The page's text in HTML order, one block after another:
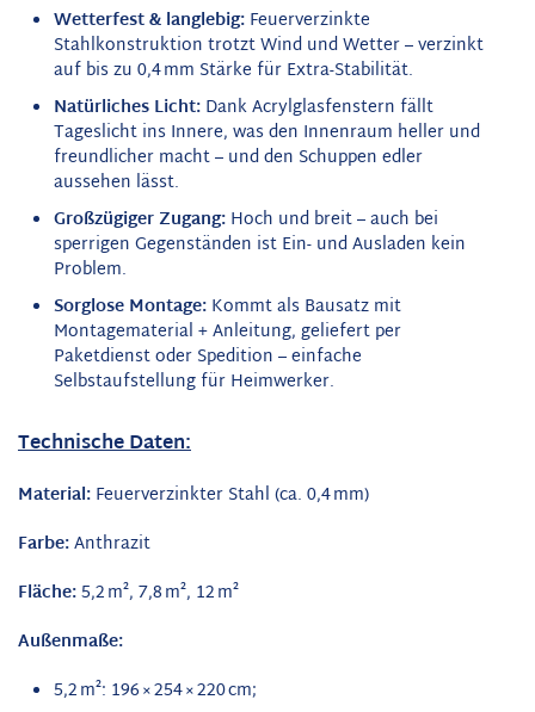
Wetterfest & langlebig: Feuerverzinkte
Stahlkonstruktion trotzt Wind und Wetter – verzinkt
auf bis zu 0,4 mm Stärke für Extra-Stabilität.
Natürliches Licht: Dank Acrylglasfenstern fällt
Tageslicht ins Innere, was den Innenraum heller und
freundlicher macht – und den Schuppen edler
aussehen lässt.
Großzügiger Zugang: Hoch und breit – auch bei
sperrigen Gegenständen ist Ein- und Ausladen kein
Problem.
Sorglose Montage: Kommt als Bausatz mit
Montagematerial + Anleitung, geliefert per
Paketdienst oder Spedition – einfache
Selbstaufstellung für Heimwerker.
Technische Daten:
Material: Feuerverzinkter Stahl (ca. 0,4 mm)
Farbe:Anthrazit
Fläche:5,2 m², 7,8 m², 12 m²
Außenmaße:
5,2 m²: 196 × 254 × 220 cm;